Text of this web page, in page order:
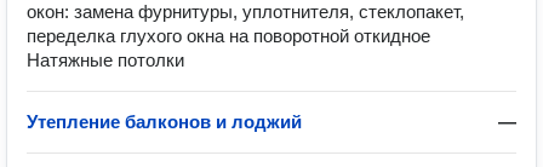
окон: замена фурнитуры, уплотнителя, стеклопакет,
переделка глухого окна на поворотной откидное
Натяжные потолки
Утепление балконов и лоджий —